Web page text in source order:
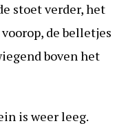
stoet verder, het
de belletjes
boven het
is weer leeg.